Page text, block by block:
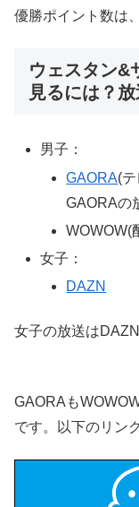
優勝ポイント数は
ウェスタン&
見るには？
男子：
GAORA(
GAORAの
WOWOW(
女子：
DAZN
女子の放送はDAZN
GAORAも
です。以下のリン